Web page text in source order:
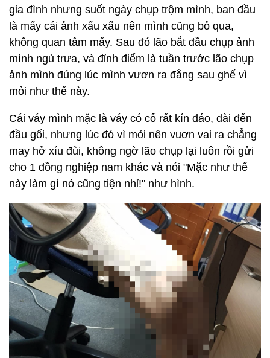
gia đình nhưng suốt ngày chụp trộm mình, ban đầu
là mấy cái ảnh xấu xấu nên mình cũng bỏ qua,
không quan tâm mấy. Sau đó lão bắt đầu chụp ảnh
mình ngủ trưa, và đỉnh điểm là tuần trước lão chụp
ảnh mình đúng lúc mình vươn ra đằng sau ghế vì
mỏi như thế này.
Cái váy mình mặc là váy có cổ rất kín đáo, dài đến
đầu gối, nhưng lúc đó vì mỏi nên vuơn vai ra chẳng
may hở xíu đùi, không ngờ lão chụp lại luôn rồi gửi
cho 1 đồng nghiệp nam khác và nói "Mặc như thế
này làm gì nó cũng tiện nhỉ!" như hình.